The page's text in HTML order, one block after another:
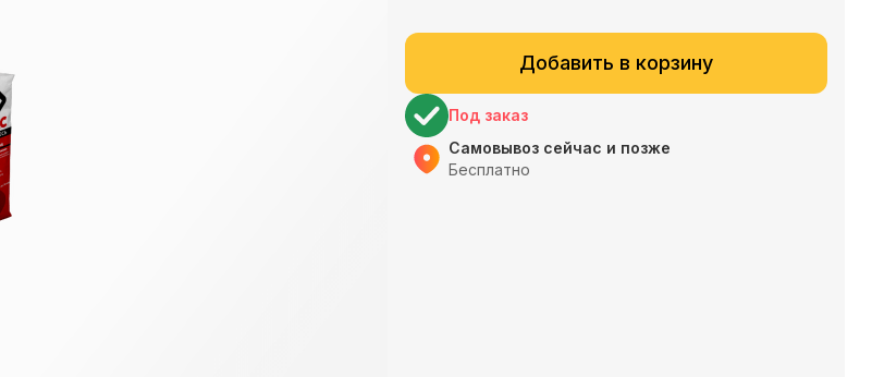
Добавить в корзину
Под заказ
Самовывоз сейчас и позже
Бесплатно